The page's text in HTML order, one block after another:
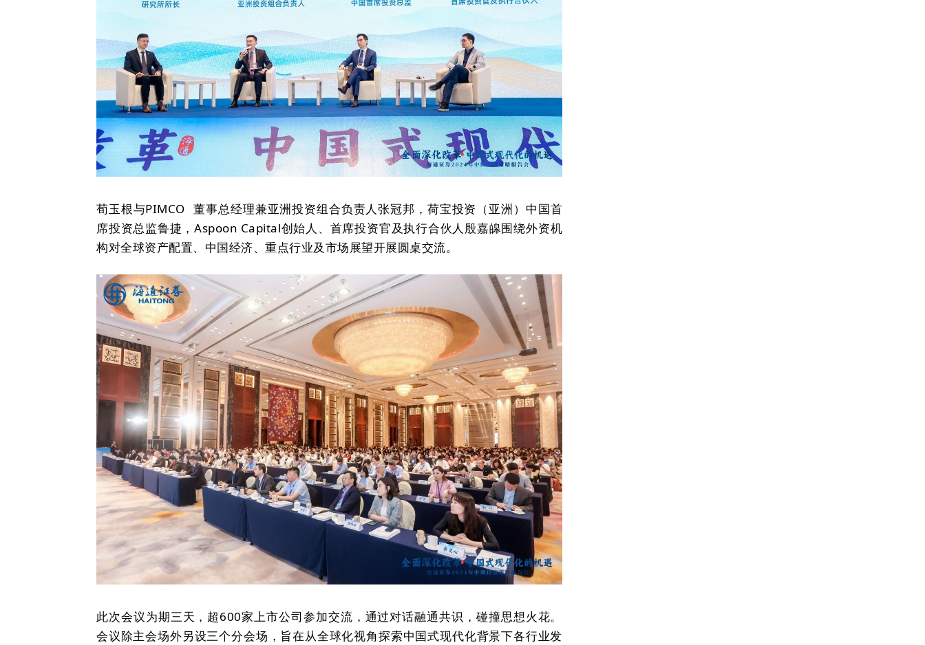
荀玉根与PIMCO 董事总经理兼亚洲投资组合负责人张冠邦，荷宝投资（亚洲）中国首
席投资总监鲁捷，Aspoon Capital创始人、首席投资官及执行合伙人殷嘉皞围绕外资机
构对全球资产配置、中国经济、重点行业及市场展望开展圆桌交流。
此次会议为期三天，超600家上市公司参加交流，通过对话融通共识，碰撞思想火花。
会议除主会场外另设三个分会场，旨在从全球化视角探索中国式现代化背景下各行业发